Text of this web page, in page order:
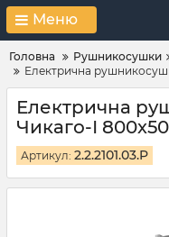
Меню
Головна Рушникосушки
Електрична
Електрична
Чикаго-І
Артикул: 2.2.2101.03.P